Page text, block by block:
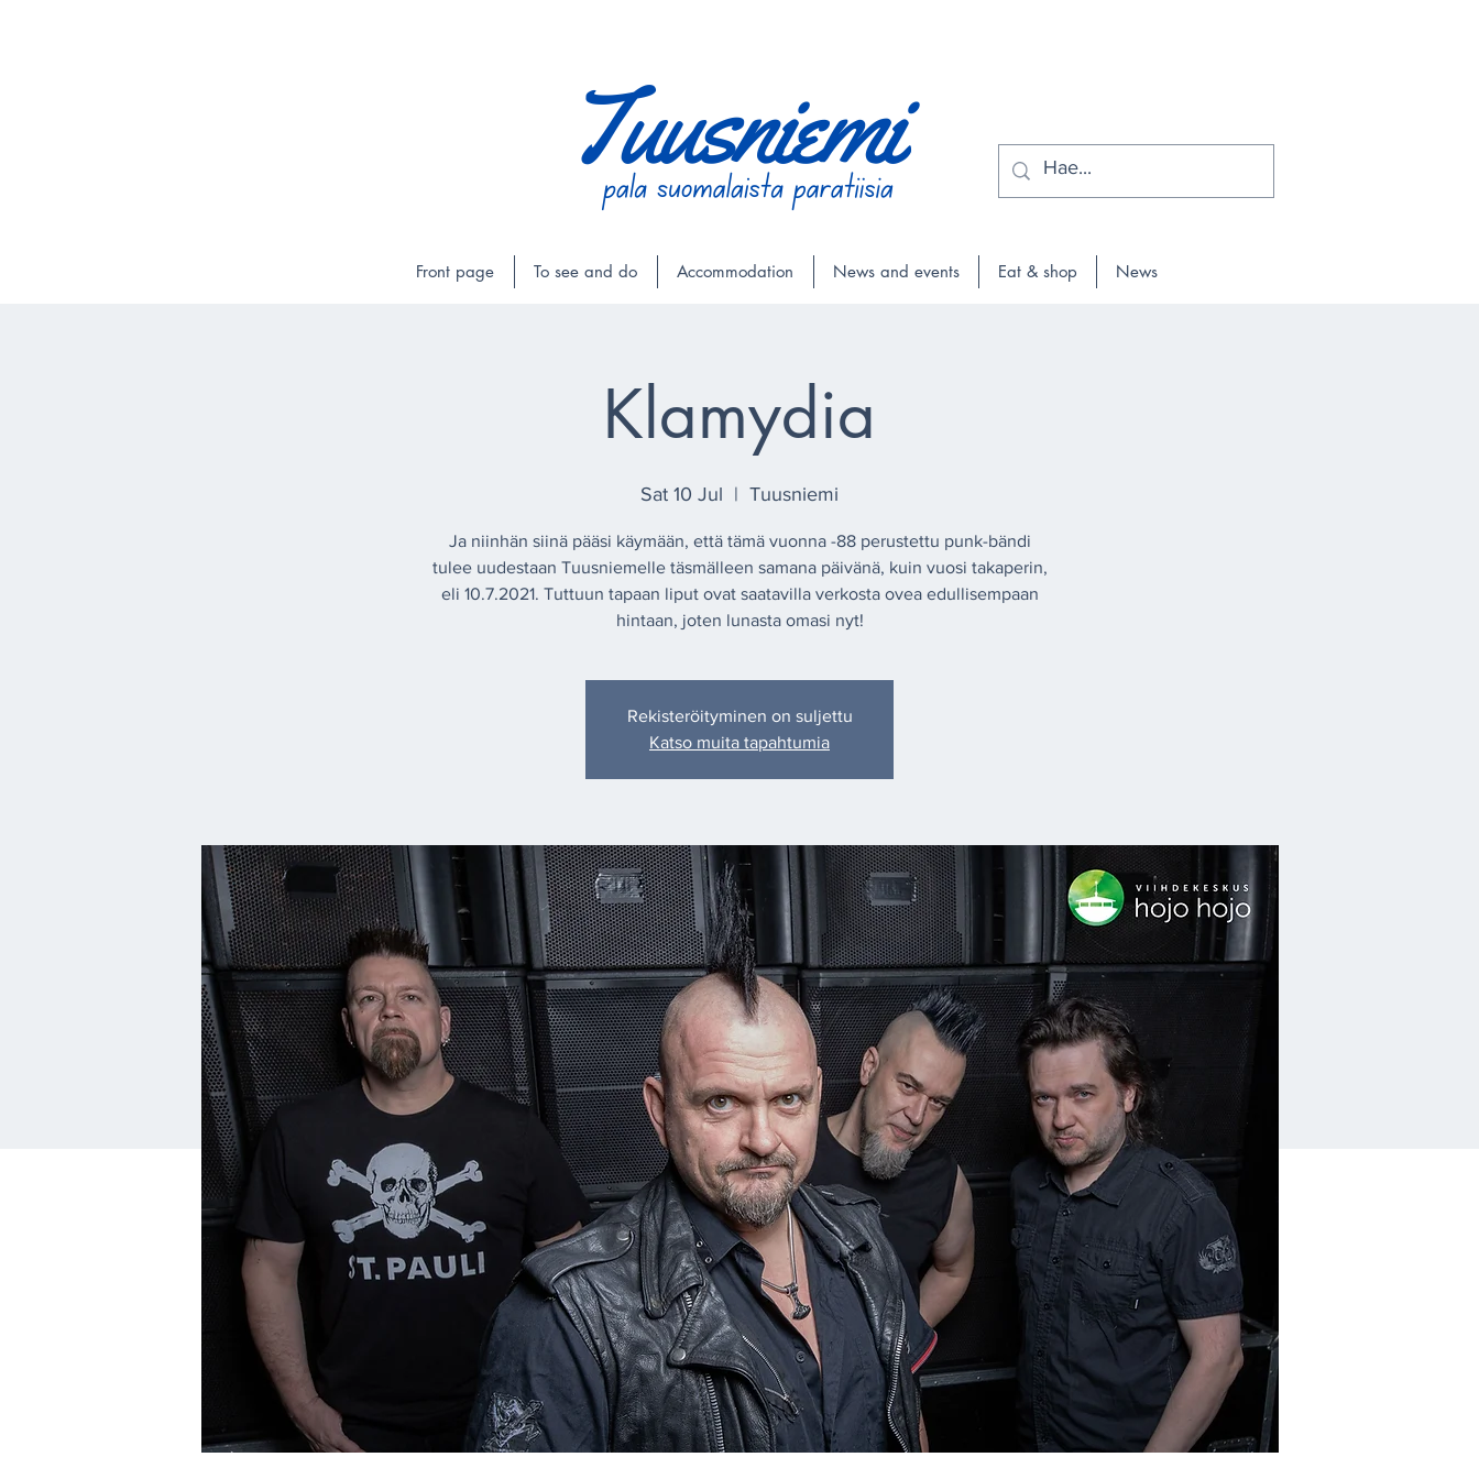
Front page To see and do Accommodation News and events Eat & shop News
Klamydia
Sat 10 Jul
  |
Tuusniemi
Ja niinhän siinä pääsi käymään, että tämä vuonna -88 perustettu punk-bändi
tulee uudestaan Tuusniemelle täsmälleen samana päivänä, kuin vuosi takaperin,
eli 10.7.2021. Tuttuun tapaan liput ovat saatavilla verkosta ovea edullisempaan
hintaan, joten lunasta omasi nyt!
Rekisteröityminen on suljettu
Katso muita tapahtumia